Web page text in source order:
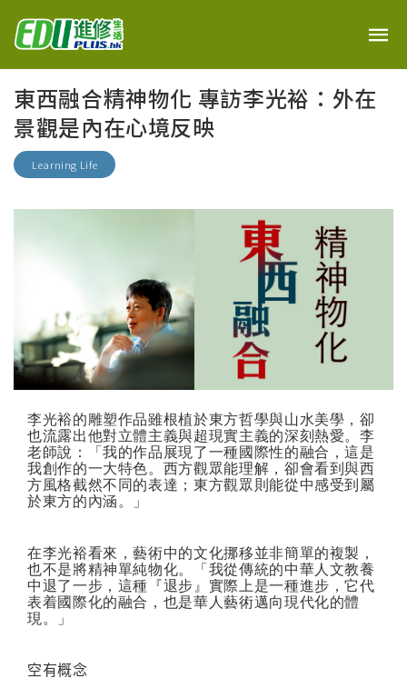
東西融合精神物化 專訪李光裕：外在
景觀是內在心境反映
Learning Life
李光裕的雕塑作品雖根植於東方哲學與山水美學，卻
也流露出他對立體主義與超現實主義的深刻熱愛。李
老師說：「我的作品展現了一種國際性的融合，這是
我創作的一大特色。西方觀眾能理解，卻會看到與西
方風格截然不同的表達；東方觀眾則能從中感受到屬
於東方的內涵。」
在李光裕看來，藝術中的文化挪移並非簡單的複製，
也不是將精神單純物化。「我從傳統的中華人文教養
中退了一步，這種『退步』實際上是一種進步，它代
表着國際化的融合，也是華人藝術邁向現代化的體
現。」
空有概念